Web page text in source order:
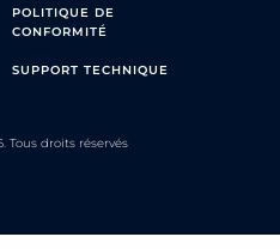
POLITIQUE DE
CONFORMITÉ
SUPPORT TECHNIQUE
Tous droits réservés